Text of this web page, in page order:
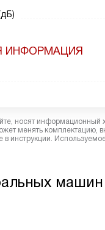
ИНФОРМАЦИЯ
носят информационный
менять комплектацию,
инструкции.